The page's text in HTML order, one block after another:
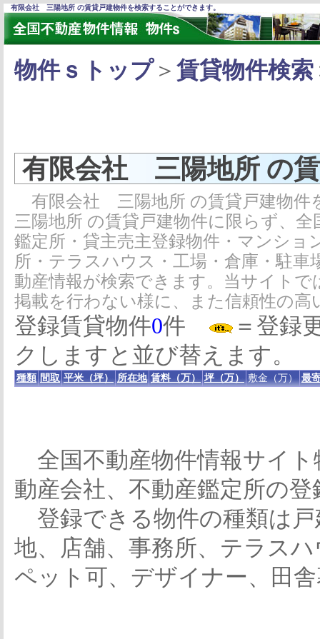
有限会社 三陽地所 の賃貸戸建物件を検索することができます。
物件ｓトップ＞ 賃貸物件検索
有限会社 三陽地所 の
有限会社 三陽地所 の賃貸戸建物
三陽地所 の賃貸戸建物件に限らず、
鑑定所・貸主売主登録物件・マンショ
所・テラスハウス・工場・倉庫・駐
動産情報が検索できます。当サイト
掲載を行わない様に、また信頼性の
登録賃貸物件0件
＝登録
クしますと並び替えます。
種類 間取 平米（坪） 所在地 賃料（万） 坪（万） 敷金（万） 最
全国不動産物件情報サイト
動産会社、不動産鑑定所の
登録できる物件の種類は
地、店舗、事務所、テラス
ペット可、デザイナー、田